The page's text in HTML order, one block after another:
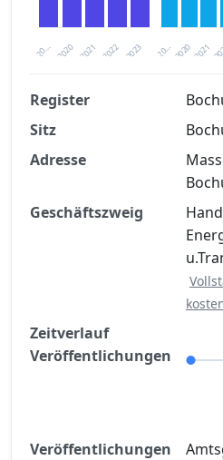
20… 2021 2023
2020 2022 20… 2021
2020
Finanzkennzahlen
Registrierung
Jetzt kostenlos
Register
Sitz
Adresse
Geschäftszweig
Zeitverlauf
Veröffentlichungen
Veröffentlichungen